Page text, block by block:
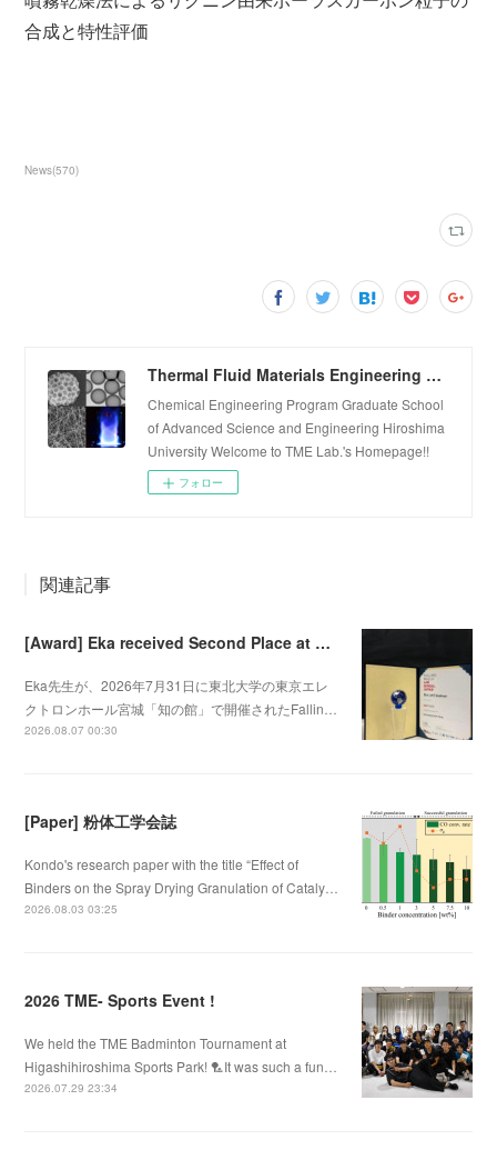
合成と特性評価
News(570)
Thermal Fluid Materials Engineering Laboratory
Chemical Engineering Program Graduate School
of Advanced Science and Engineering Hiroshima
University Welcome to TME Lab.'s Homepage!!
フォロー
関連記事
[Award] Eka received Second Place at Falling Walls Lab Sendai 2026
Eka先生が、2026年7月31日に東北大学の東京エレ
クトロンホール宮城「知の館」で開催されたFallin…
2026.08.07 00:30
[Paper] 粉体工学会誌
Kondo's research paper with the title “Effect of
Binders on the Spray Drying Granulation of Cataly…
2026.08.03 03:25
2026 TME- Sports Event !
We held the TME Badminton Tournament at
Higashihiroshima Sports Park! 🏸It was such a fun…
2026.07.29 23:34